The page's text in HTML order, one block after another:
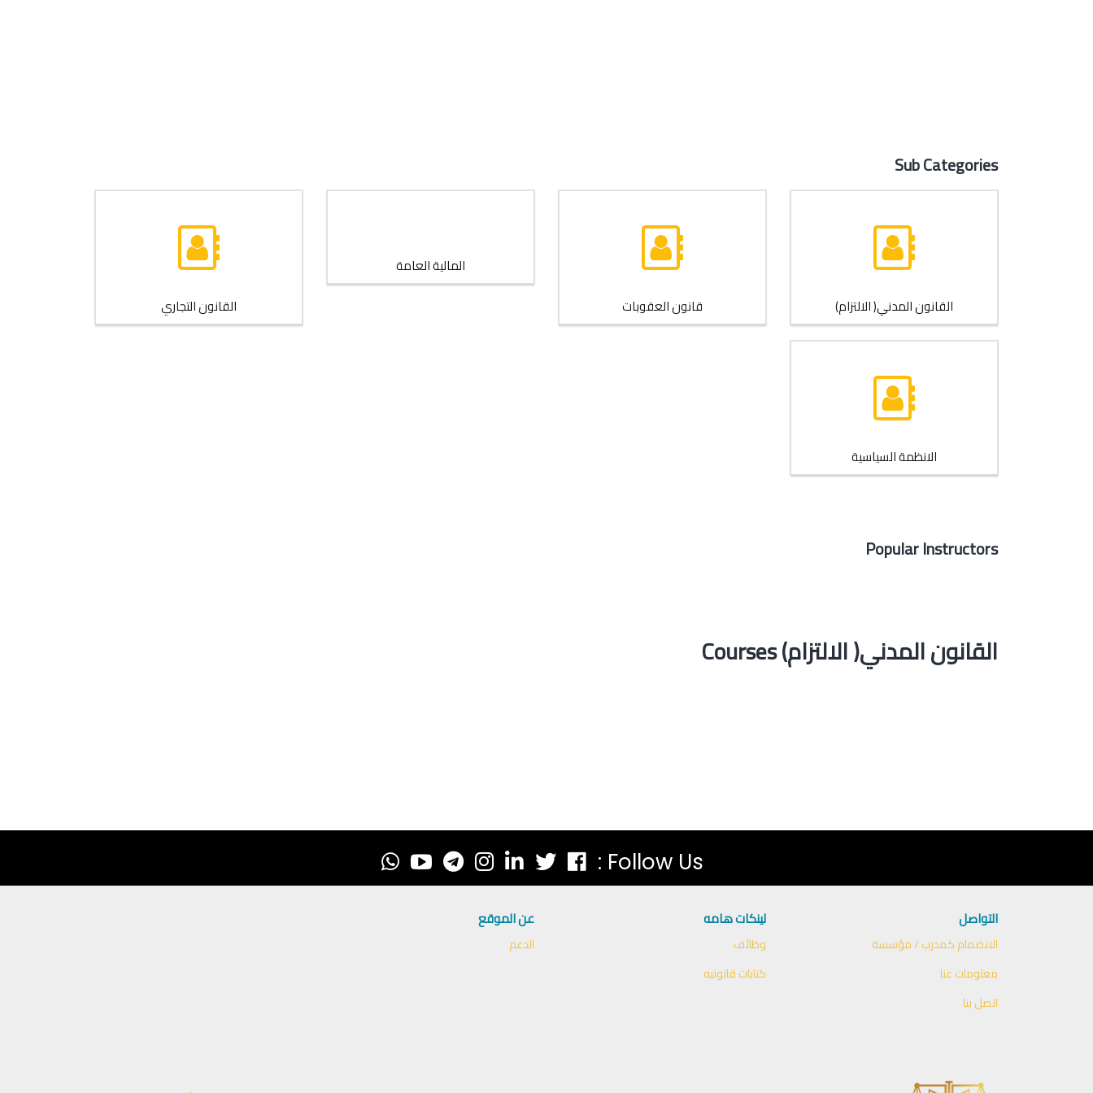
Sub Categories
القانون المدني( الالتزام) قانون العقوبات
المالية العامة
القانون التجاري
الانظمة السياسية
Popular Instructors
القانون المدني( الالتزام) Courses
Follow Us :
التواصل
الانضمام كمدرب / مؤسسة
معلومات عنا
اتصل بنا
لينكات هامه
وظائف
كتابات قانونيه
عن الموقع
الدعم